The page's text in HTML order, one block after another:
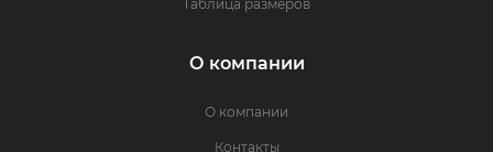
Таблица размеров
О компании
О компании
Контакты